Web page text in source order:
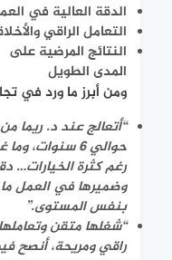
الدقة العالية في
التعامل الراقي
النتائج المرضية على
المدى الطويل
ومن أبرز ما ورد في
“أتعالج عند د. ريما من
حوالي 6 سنوات،
رغم كثرة الخيارات…
وضميرها في العمل ما
بنفس المستوى.”
“شغلها متقن وتعاملها
راقي ومريحة، أنصح